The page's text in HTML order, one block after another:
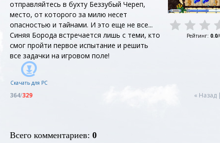
отправляйтесь в бухту Беззубый Череп,
место, от которого за милю несет
опасностью и тайнами. И это еще не все...
Синяя Борода встречается лишь с теми, кто
смог пройти первое испытание и решить
все задачки на игровом поле!
Скачать для PC
Рейтинг: 0.0/
« Назад
364/329
Всего комментариев: 0